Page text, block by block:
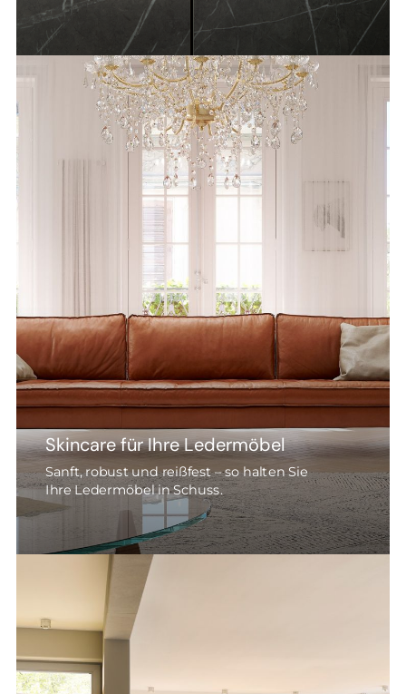
Skincare für Ihre Ledermöbel
Sanft, robust und reißfest – so halten Sie
Ihre Ledermöbel in Schuss.